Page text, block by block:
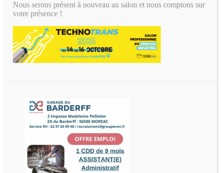
Nous serons présent à nouveau au salon et nous comptons sur
votre présence !